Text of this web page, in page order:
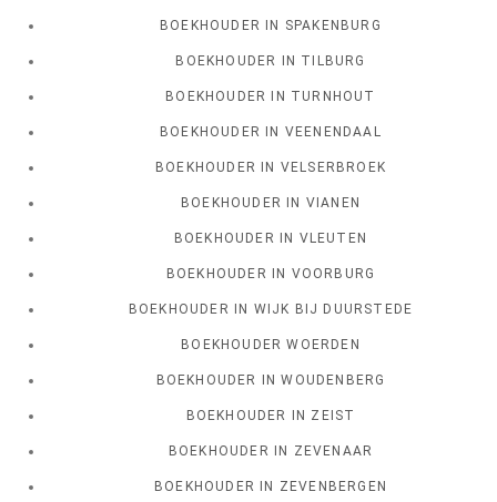
BOEKHOUDER IN SPAKENBURG
BOEKHOUDER IN TILBURG
BOEKHOUDER IN TURNHOUT
BOEKHOUDER IN VEENENDAAL
BOEKHOUDER IN VELSERBROEK
BOEKHOUDER IN VIANEN
BOEKHOUDER IN VLEUTEN
BOEKHOUDER IN VOORBURG
BOEKHOUDER IN WIJK BIJ DUURSTEDE
BOEKHOUDER WOERDEN
BOEKHOUDER IN WOUDENBERG
BOEKHOUDER IN ZEIST
BOEKHOUDER IN ZEVENAAR
BOEKHOUDER IN ZEVENBERGEN